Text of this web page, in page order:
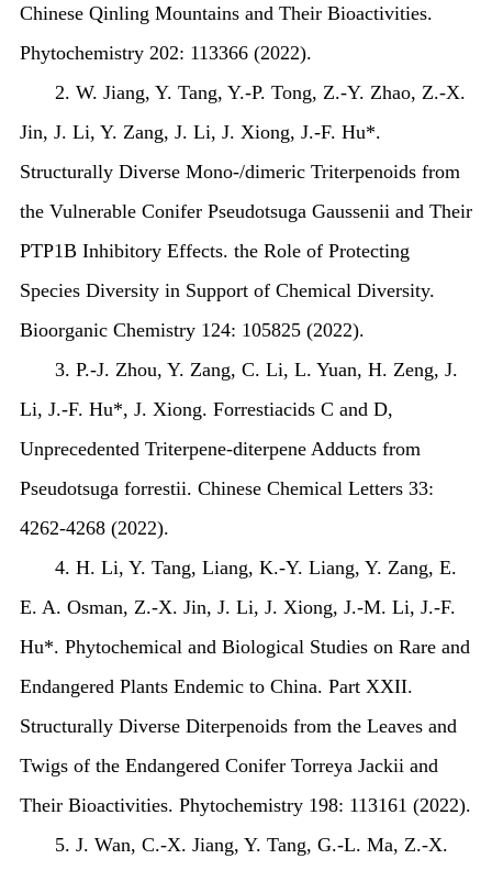
Chinese Qinling Mountains and Their Bioactivities.
Phytochemistry 202: 113366 (2022).
2. W. Jiang, Y. Tang, Y.-P. Tong, Z.-Y. Zhao, Z.-X.
Jin, J. Li, Y. Zang, J. Li, J. Xiong, J.-F. Hu*.
Structurally Diverse Mono-/dimeric Triterpenoids from
the Vulnerable Conifer Pseudotsuga Gaussenii and Their
PTP1B Inhibitory Effects. the Role of Protecting
Species Diversity in Support of Chemical Diversity.
Bioorganic Chemistry 124: 105825 (2022).
3. P.-J. Zhou, Y. Zang, C. Li, L. Yuan, H. Zeng, J.
Li, J.-F. Hu*, J. Xiong. Forrestiacids C and D,
Unprecedented Triterpene-diterpene Adducts from
Pseudotsuga forrestii. Chinese Chemical Letters 33:
4262-4268 (2022).
4. H. Li, Y. Tang, Liang, K.-Y. Liang, Y. Zang, E.
E. A. Osman, Z.-X. Jin, J. Li, J. Xiong, J.-M. Li, J.-F.
Hu*. Phytochemical and Biological Studies on Rare and
Endangered Plants Endemic to China. Part XXII.
Structurally Diverse Diterpenoids from the Leaves and
Twigs of the Endangered Conifer Torreya Jackii and
Their Bioactivities. Phytochemistry 198: 113161 (2022).
5. J. Wan, C.-X. Jiang, Y. Tang, G.-L. Ma, Z.-X.